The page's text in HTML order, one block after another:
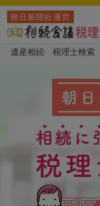
朝日新聞社運営
遺産相続 税理士検索